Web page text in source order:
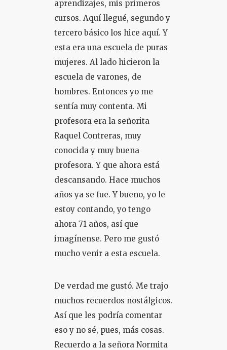
aprendizajes, mis primeros
cursos. Aquí llegué, segundo y
tercero básico los hice aquí. Y
esta era una escuela de puras
mujeres. Al lado hicieron la
escuela de varones, de
hombres. Entonces yo me
sentía muy contenta. Mi
profesora era la señorita
Raquel Contreras, muy
conocida y muy buena
profesora. Y que ahora está
descansando. Hace muchos
años ya se fue. Y bueno, yo le
estoy contando, yo tengo
ahora 71 años, así que
imagínense. Pero me gustó
mucho venir a esta escuela.
De verdad me gustó. Me trajo
muchos recuerdos nostálgicos.
Así que les podría comentar
eso y no sé, pues, más cosas.
Recuerdo a la señora Normita